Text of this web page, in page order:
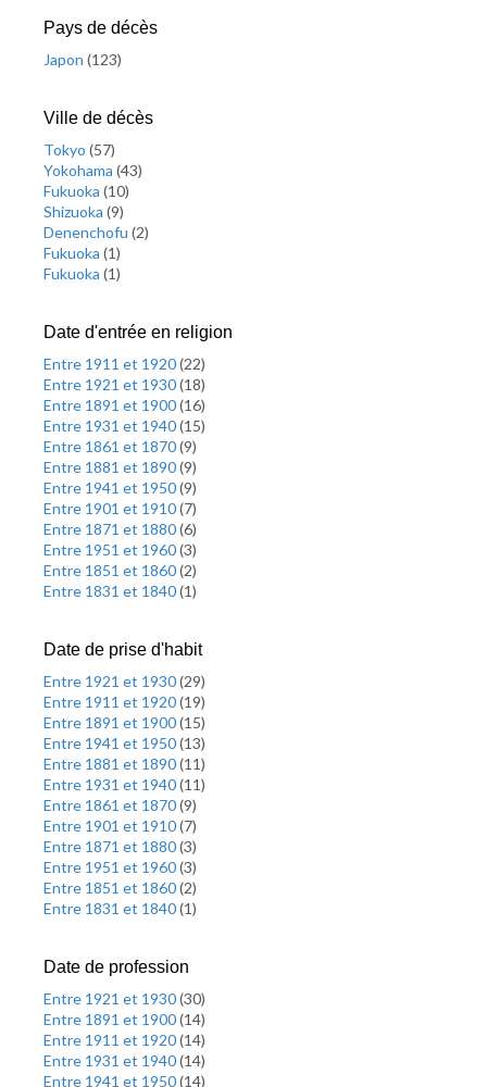
Pays de décès
Japon (123)
Ville de décès
Tokyo (57)
Yokohama (43)
Fukuoka (10)
Shizuoka (9)
Denenchofu (2)
Fukuoka (1)
Fukuoka (1)
Date d'entrée en religion
Entre 1911 et 1920(22)
Entre 1921 et 1930(18)
Entre 1891 et 1900(16)
Entre 1931 et 1940(15)
Entre 1861 et 1870(9)
Entre 1881 et 1890(9)
Entre 1941 et 1950(9)
Entre 1901 et 1910(7)
Entre 1871 et 1880(6)
Entre 1951 et 1960(3)
Entre 1851 et 1860(2)
Entre 1831 et 1840(1)
Date de prise d'habit
Entre 1921 et 1930(29)
Entre 1911 et 1920(19)
Entre 1891 et 1900(15)
Entre 1941 et 1950(13)
Entre 1881 et 1890(11)
Entre 1931 et 1940(11)
Entre 1861 et 1870(9)
Entre 1901 et 1910(7)
Entre 1871 et 1880(3)
Entre 1951 et 1960(3)
Entre 1851 et 1860(2)
Entre 1831 et 1840(1)
Date de profession
Entre 1921 et 1930(30)
Entre 1891 et 1900(14)
Entre 1911 et 1920(14)
Entre 1931 et 1940(14)
Entre 1941 et 1950(14)